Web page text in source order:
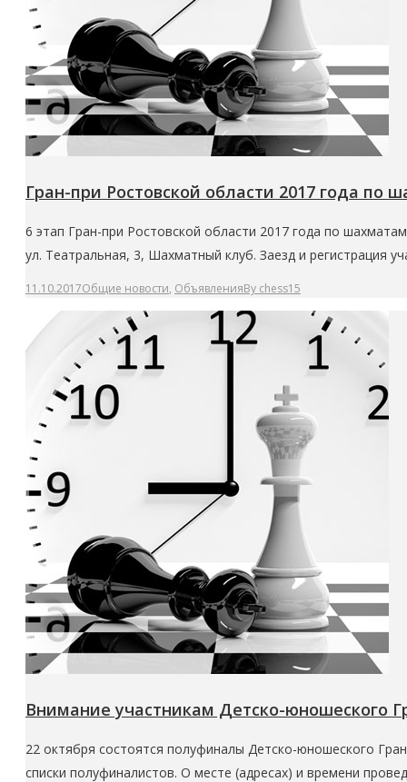
Гран-при Ростовской области 2017 года по
6 этап Гран-при Ростовской области 2017 года по
ул. Театральная, 3, Шахматный клуб. Заезд и регистрация
11.10.2017Общие новости, ОбъявленияBy chess15
Внимание участникам Детско-юношеского
22 октября состоятся полуфиналы Детско-юношеского
списки полуфиналистов. О месте (адресах) и времени